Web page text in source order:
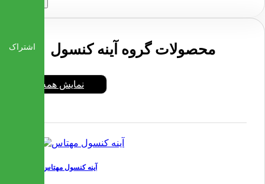
محصولات گروه آینه کنسول
نمایش همه
آینه کنسول مهتاس
اشتراک